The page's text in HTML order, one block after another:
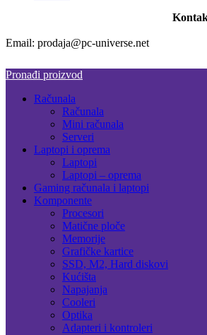
Email: prodaja@pc-universe.net
Pronađi proizvod
Računala
Računala
Mini računala
Serveri
Laptopi i oprema
Laptopi
Laptopi – oprema
Gaming računala i laptopi
Komponente
Procesori
Matične ploče
Memorije
Grafičke kartice
SSD, M2, Hard diskovi
Kućišta
Napajanja
Cooleri
Optika
Adapteri i kontroleri